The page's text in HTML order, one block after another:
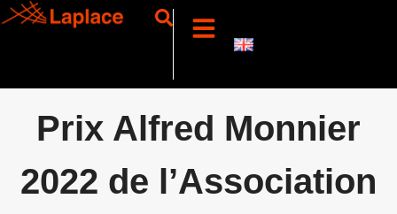
Prix Alfred Monnier
2022 de l’Association